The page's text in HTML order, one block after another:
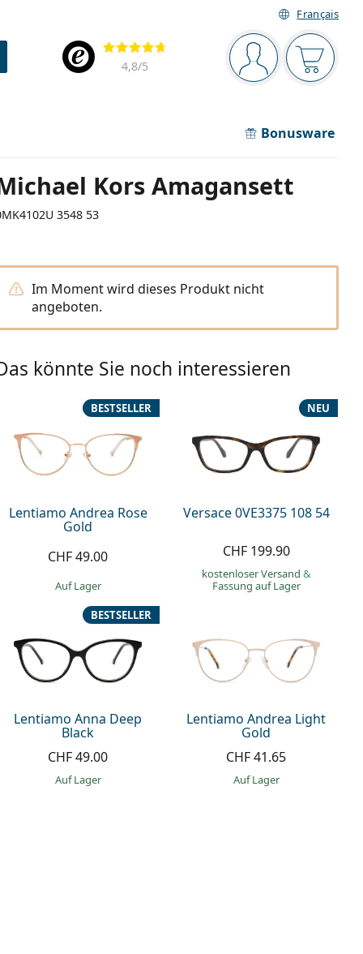
Français
Navigationsleiste
Sie sind Der
Bewertung
4,8/5
Bonusware
Kors Amagansett
3548 53
Im Moment wird dieses Produkt nicht
angeboten.
könnte Sie noch interessieren
Lentiamo Andrea Rose
Gold
BESTSELLER
CHF 49.00
auf Lager
Versace 0VE3375 108 54
NEU
CHF 199.90
kostenloser Versand &
Fassung auf Lager
Lentiamo Anna Deep
Black
BESTSELLER
CHF 49.00
auf Lager
Lentiamo Andrea Light
Gold
CHF 41.65
auf Lager